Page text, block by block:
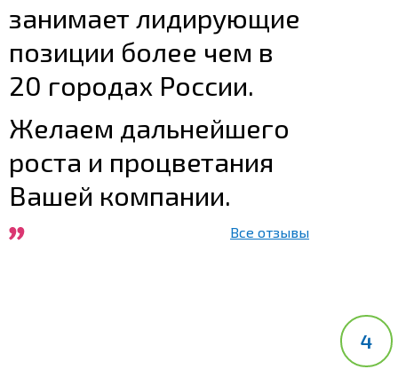
занимает лидирующие
позиции более чем в
20 городах России.
Желаем дальнейшего
роста и процветания
Вашей компании.
Все отзывы